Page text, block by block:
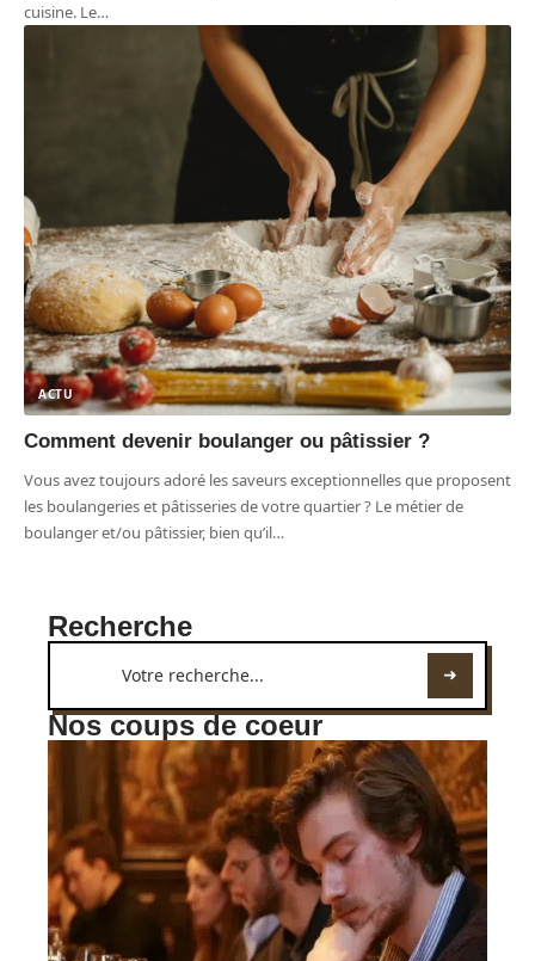
cuisine. Le…
ACTU
Comment devenir boulanger ou pâtissier ?
Vous avez toujours adoré les saveurs exceptionnelles que proposent
les boulangeries et pâtisseries de votre quartier ? Le métier de
boulanger et/ou pâtissier, bien qu’il…
Recherche
Nos coups de coeur